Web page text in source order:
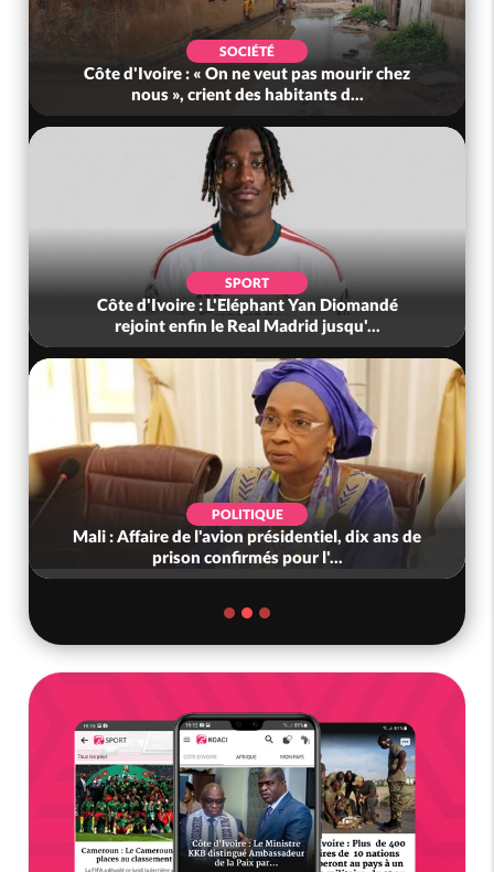
SOCIÉTÉ
Côte d'Ivoire : « On ne veut pas mourir chez
nous », crient des habitants d...
SPORT
Côte d'Ivoire : L'Eléphant Yan Diomandé
rejoint enfin le Real Madrid jusqu'...
POLITIQUE
Mali : Affaire de l'avion présidentiel, dix ans de
prison confirmés pour l'...